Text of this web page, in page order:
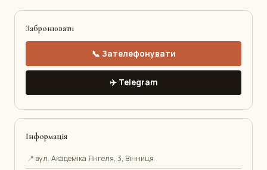
Забронювати
📞 Зателефонувати
✈️ Telegram
Інформація
📍 вул. Академіка Янгеля, 3, Вінниця